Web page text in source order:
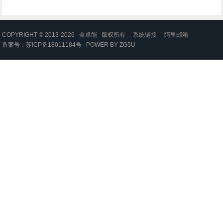
COPYRIGHT © 2013-2026 金卓能 版权所有 系统链接
阿里邮箱
备案号：苏ICP备18011184号 POWER BYZG5U